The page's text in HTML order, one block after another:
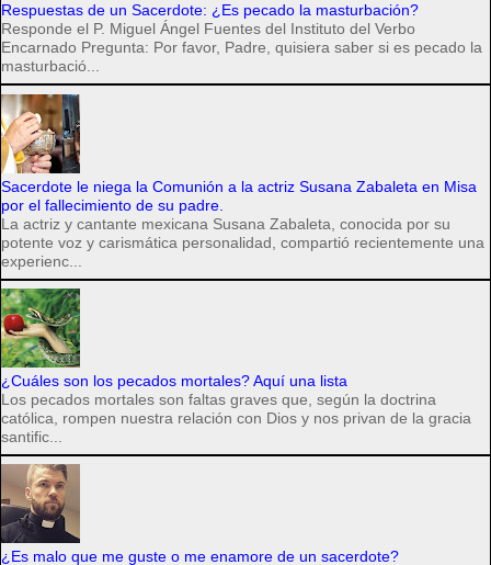
Respuestas de un Sacerdote: ¿Es pecado la masturbación?
Responde el P. Miguel Ángel Fuentes del Instituto del Verbo
Encarnado Pregunta: Por favor, Padre, quisiera saber si es pecado la
masturbació...
Sacerdote le niega la Comunión a la actriz Susana Zabaleta en Misa
por el fallecimiento de su padre.
La actriz y cantante mexicana Susana Zabaleta, conocida por su
potente voz y carismática personalidad, compartió recientemente una
experienc...
¿Cuáles son los pecados mortales? Aquí una lista
Los pecados mortales son faltas graves que, según la doctrina
católica, rompen nuestra relación con Dios y nos privan de la gracia
santific...
¿Es malo que me guste o me enamore de un sacerdote?